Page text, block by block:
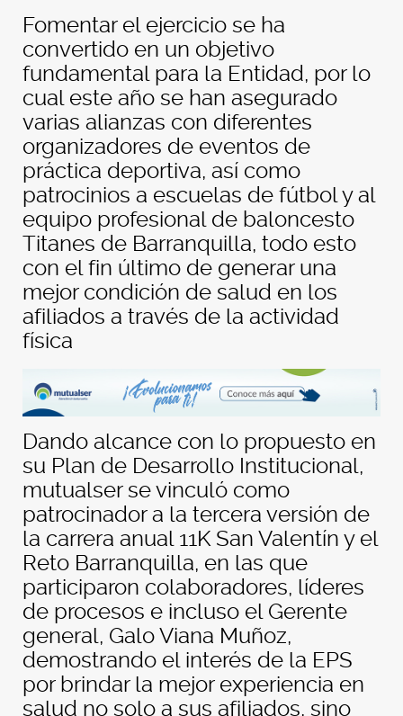
Fomentar el ejercicio se ha
convertido en un objetivo
fundamental para la Entidad, por lo
cual este año se han asegurado
varias alianzas con diferentes
organizadores de eventos de
práctica deportiva, así como
patrocinios a escuelas de fútbol y al
equipo profesional de baloncesto
Titanes de Barranquilla, todo esto
con el fin último de generar una
mejor condición de salud en los
afiliados a través de la actividad
física
Dando alcance con lo propuesto en
su Plan de Desarrollo Institucional,
mutualser se vinculó como
patrocinador a la tercera versión de
la carrera anual 11K San Valentín y el
Reto Barranquilla, en las que
participaron colaboradores, líderes
de procesos e incluso el Gerente
general, Galo Viana Muñoz,
demostrando el interés de la EPS
por brindar la mejor experiencia en
salud no solo a sus afiliados, sino